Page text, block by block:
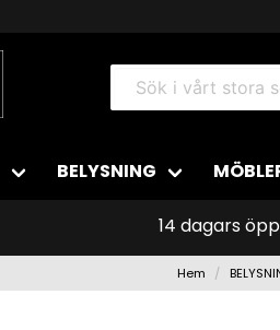
BELYSNING
14 dagars
Hem